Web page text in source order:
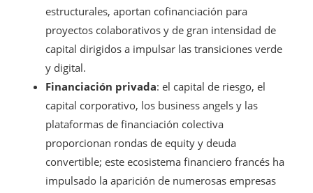
estructurales, aportan cofinanciación para
proyectos colaborativos y de gran intensidad de
capital dirigidos a impulsar las transiciones verde
y digital.
Financiación privada: el capital de riesgo, el
capital corporativo, los business angels y las
plataformas de financiación colectiva
proporcionan rondas de equity y deuda
convertible; este ecosistema financiero francés ha
impulsado la aparición de numerosas empresas